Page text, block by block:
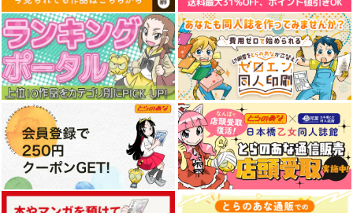
作品詳細 作品詳細 作品詳細
13,200円（税込）
コロンビーナ
サンプル
作品詳細
13,200円（税込）
コロンビーナ
サンプル
作品詳細
13,200円（税込）
ナユタ
サンプル
作品詳細